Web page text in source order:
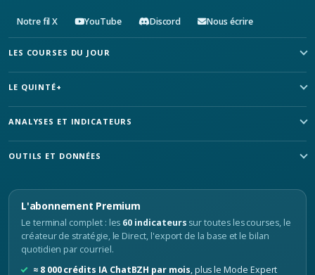
Notre fil X YouTube Discord Nous écrire
LES COURSES DU JOUR
LE QUINTÉ+
ANALYSES ET INDICATEURS
OUTILS ET DONNÉES
L'abonnement Premium
Le terminal complet : les 60 indicateurs sur toutes les courses, le
créateur de stratégie, le Direct, l'export de la base et le bilan
quotidien par courriel.
≈ 8 000 crédits IA ChatBZH par mois, plus le Mode Expert